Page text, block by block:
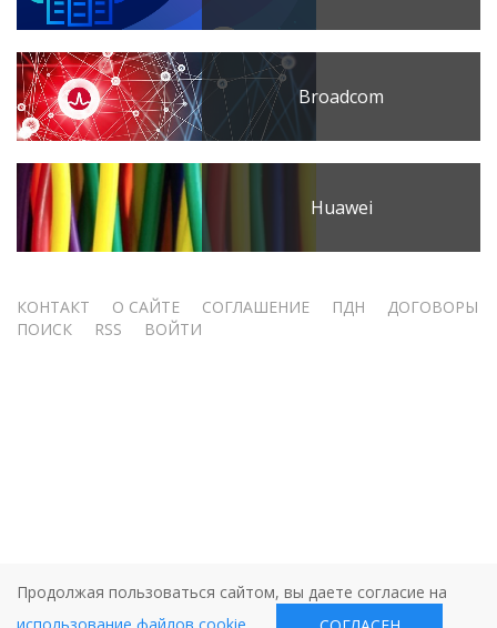
Broadcom
Huawei
Меню
КОНТАКТ О САЙТЕ СОГЛАШЕНИЕ ПДН
ДОГОВОРЫ
ПОИСК
RSS ВОЙТИ
Продолжая пользоваться сайтом, вы даете согласие на